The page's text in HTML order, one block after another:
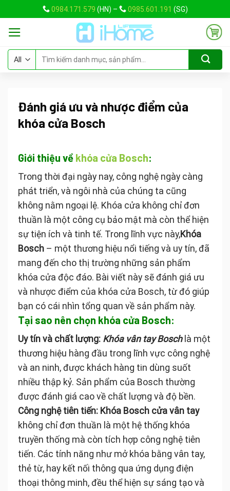
to
content
0984.171.579 (HN) – 0985.601.191 (SG)
kiếm:
Đánh giá ưu và nhược điểm của
khóa cửa Bosch
Giới thiệu về khóa cửa Bosch:
Trong thời đại ngày nay, công nghệ ngày càng
phát triển, và ngôi nhà của chúng ta cũng
không nằm ngoại lệ. Khóa cửa không chỉ đơn
thuần là một công cụ bảo mật mà còn thể hiện
sự tiện ích và tinh tế. Trong lĩnh vực này,Khóa
Bosch – một thương hiệu nổi tiếng và uy tín, đã
mang đến cho thị trường những sản phẩm
khóa cửa độc đáo. Bài viết này sẽ đánh giá ưu
và nhược điểm của khóa cửa Bosch, từ đó giúp
bạn có cái nhìn tổng quan về sản phẩm này.
Tại sao nên chọn khóa cửa Bosch:
Uy tín và chất lượng: Khóa vân tay Boschlà một
thương hiệu hàng đầu trong lĩnh vực công nghệ
và an ninh, được khách hàng tin dùng suốt
nhiều thập kỷ. Sản phẩm của Bosch thường
được đánh giá cao về chất lượng và độ bền.
Công nghệ tiên tiến: Khóa Bosch cửa vân tay
không chỉ đơn thuần là một hệ thống khóa
truyền thống mà còn tích hợp công nghệ tiên
tiến. Các tính năng như mở khóa bằng vân tay,
thẻ từ, hay kết nối thông qua ứng dụng điện
thoại thông minh, đều thể hiện sự sáng tạo và